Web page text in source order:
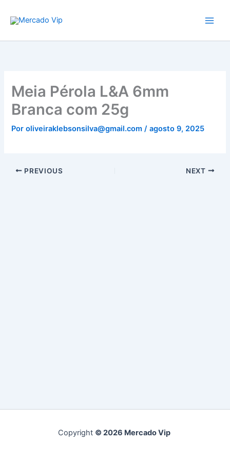
para
conteúdo
Meia Pérola L&A 6mm
Branca com 25g
Poroliveiraklebsonsilva@gmail.com/agosto 9, 2025
PREVIOUS NEXT
Copyright © 2026 Mercado Vip